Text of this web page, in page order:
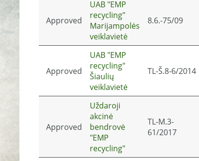
Approved
UAB "EMP
recycling"
Marijampolės
veiklavietė
8.6.-75/09
Approved
UAB "EMP
recycling"
Šiaulių
veiklavietė
TL-Š.8-6/2014
Approved
Uždaroji
akcinė
bendrovė
"EMP
recycling"
TL-M.3-
61/2017